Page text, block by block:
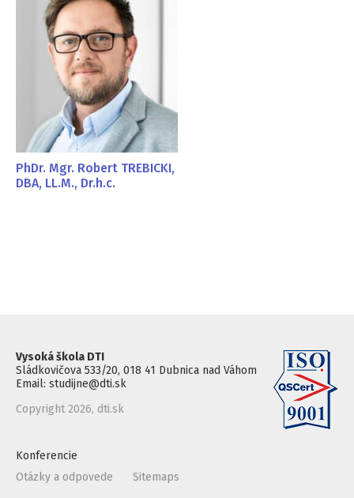
PhDr. Mgr. Robert TREBICKI,
DBA, LL.M., Dr.h.c.
Vysoká škola DTI
Sládkovičova 533/20, 018 41 Dubnica nad Váhom
Email: studijne@dti.sk
Copyright 2026, dti.sk
Konferencie
Otázky a odpovede
Sitemaps